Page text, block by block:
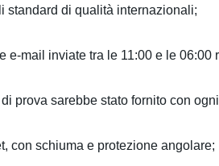
standard di qualità internazionali;
e-mail inviate tra le 11:00 e le
prova sarebbe stato fornito con
con schiuma e protezione angolare;